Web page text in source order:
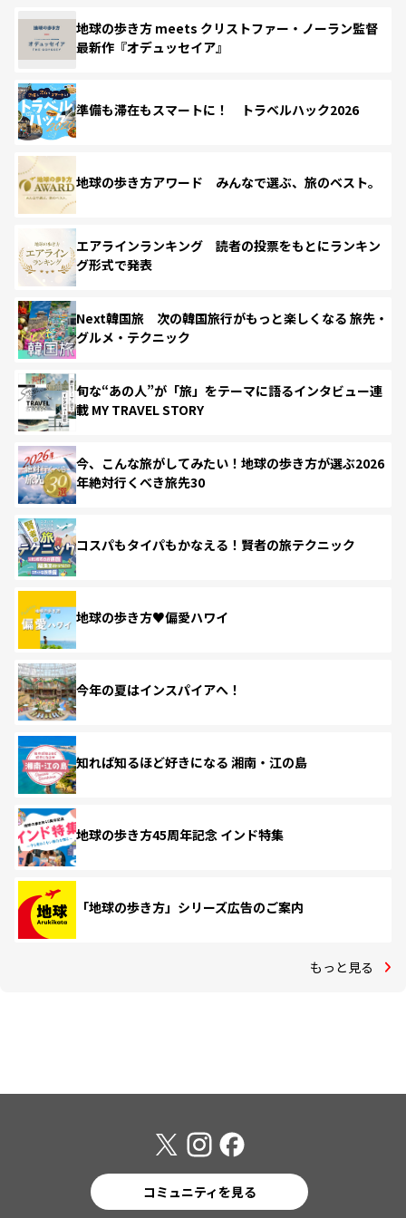
地球の歩き方 meets クリストファー・ノーラン監督
最新作『オデュッセイア』
準備も滞在もスマートに！ トラベルハック2026
地球の歩き方アワード みんなで選ぶ、旅のベスト。
エアラインランキング 読者の投票をもとにランキン
グ形式で発表
Next韓国旅 次の韓国旅行がもっと楽しくなる 旅先・
グルメ・テクニック
旬な“あの人”が「旅」をテーマに語るインタビュー連
載 MY TRAVEL STORY
今、こんな旅がしてみたい！地球の歩き方が選ぶ2026
年絶対行くべき旅先30
コスパもタイパもかなえる！賢者の旅テクニック
地球の歩き方♥偏愛ハワイ
今年の夏はインスパイアへ！
知れば知るほど好きになる 湘南・江の島
地球の歩き方45周年記念 インド特集
「地球の歩き方」シリーズ広告のご案内
もっと見る
コミュニティを見る